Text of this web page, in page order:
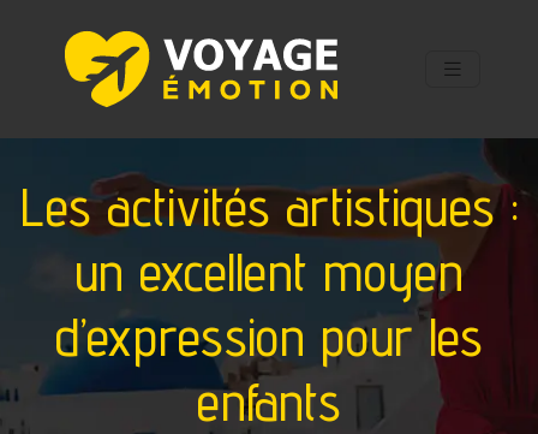
Les activités artistiques :
un excellent moyen
d’expression pour les
enfants